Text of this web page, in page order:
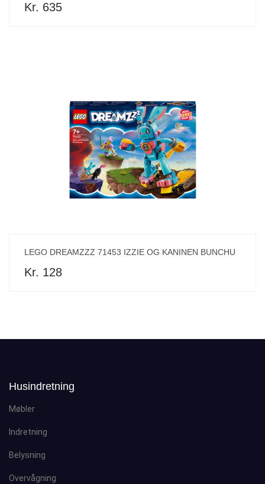
Kr. 635
LEGO DREAMZZZ 71453 IZZIE OG KANINEN BUNCHU
Kr. 128
Husindretning
Møbler
Indretning
Belysning
Overvågning